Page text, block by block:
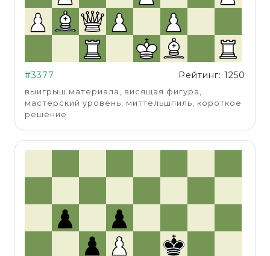
#3377 Рейтинг: 1250
выигрыш материала, висящая фигура,
мастерский уровень, миттельшпиль, короткое
решение